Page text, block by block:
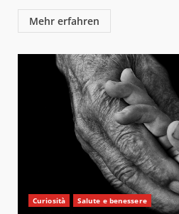
Mehr erfahren
Curiosità Salute e benessere